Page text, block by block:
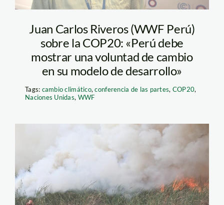
Juan Carlos Riveros (WWF Perú)
sobre la COP20: «Perú debe
mostrar una voluntad de cambio
en su modelo de desarrollo»
Tags: cambio climático,conferencia de las partes, COP20,
Naciones Unidas, WWF
pantanos de villa 1